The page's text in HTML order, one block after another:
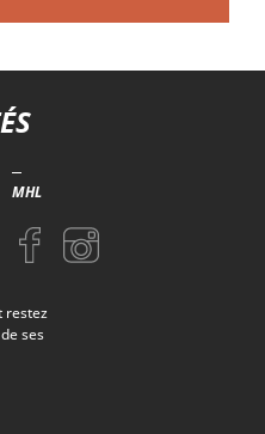
fenetre)
(nouvelle fenetre)
page Instagram (nouvelle fenetre)
MHL
Aller sur la page Facebook (nouvelle
Aller sur la page Instagram
restez
ses